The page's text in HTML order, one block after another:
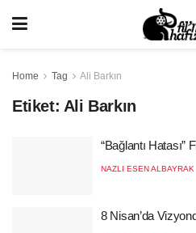
Home Tag Ali Barkın
Etiket: Ali Barkın
“Bağlantı Hatası”
NAZLI ESEN ALBAYRAK
8 Nisan’da